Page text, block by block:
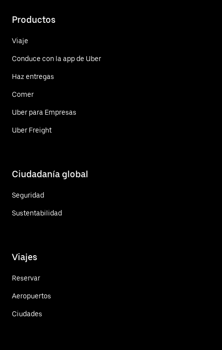
Productos
Viaje
Conduce con la app de Uber
Haz entregas
Comer
Uber para Empresas
Uber Freight
Ciudadanía global
Seguridad
Sustentabilidad
Viajes
Reservar
Aeropuertos
Ciudades